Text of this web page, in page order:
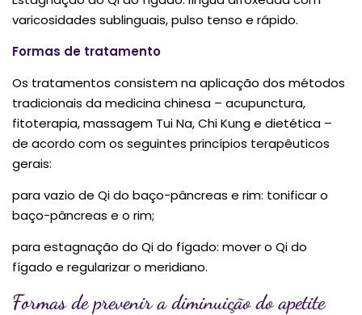
varicosidades sublinguais, pulso tenso e rápido.
Formas de tratamento
Os tratamentos consistem na aplicação dos métodos
tradicionais da medicina chinesa – acupunctura,
fitoterapia, massagem Tui Na, Chi Kung e dietética –
de acordo com os seguintes princípios terapêuticos
gerais:
para vazio de Qi do baço-pâncreas e rim: tonificar o
baço-pâncreas e o rim;
para estagnação do Qi do fígado: mover o Qi do
fígado e regularizar o meridiano.
Formas de prevenir a diminuição do apetite